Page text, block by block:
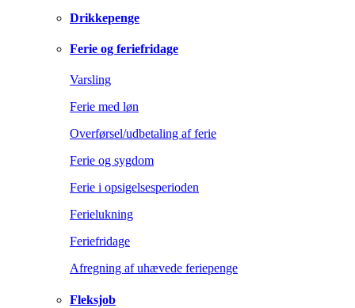
Drikkepenge
Ferie og feriefridage
Varsling
Ferie med løn
Overførsel/udbetaling af ferie
Ferie og sygdom
Ferie i opsigelsesperioden
Ferielukning
Feriefridage
Afregning af uhævede feriepenge
Fleksjob